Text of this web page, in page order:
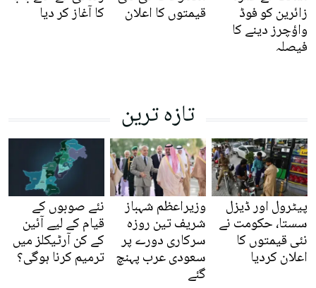
زائرین کو فوڈ
واؤچرز دینے کا
فیصلہ
قیمتوں کا اعلان کا آغاز کر دیا
تازہ ترین
پیٹرول اور ڈیزل
سستا، حکومت نے
نئی قیمتوں کا
اعلان کردیا
وزیراعظم شہباز
شریف تین روزہ
سرکاری دورے پر
سعودی عرب پہنچ
گئے
نئے صوبوں کے
قیام کے لیے آئین
کے کن آرٹیکلز میں
ترمیم کرنا ہوگی؟